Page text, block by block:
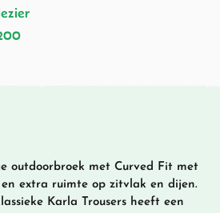
outdoorbroek met Curved Fit met
extra ruimte op zitvlak en dijen.
Karla Trousers heeft een